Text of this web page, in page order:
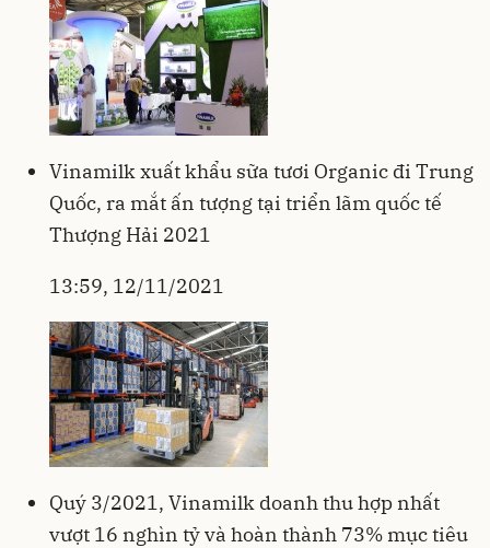
Vinamilk xuất khẩu sữa tươi Organic đi Trung
Quốc, ra mắt ấn tượng tại triển lãm quốc tế
Thượng Hải 2021
13:59, 12/11/2021
Quý 3/2021, Vinamilk doanh thu hợp nhất
vượt 16 nghìn tỷ và hoàn thành 73% mục tiêu